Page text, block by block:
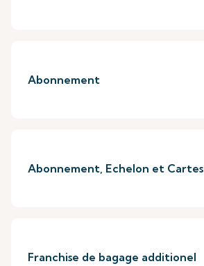
Abonnement
Abonnement, Echelon et Cartes
Franchise de bagage additionel